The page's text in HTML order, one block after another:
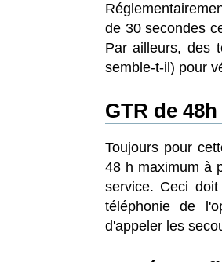
de 30 secondes
Par ailleurs, des
semble-t-il) pour
GTR de
Toujours pour
48 h maximum à
service. Ceci
téléphonie de
d'appeler les